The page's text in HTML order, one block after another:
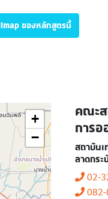
ของหลักสูตรนี้
+
−
คณะ
การ
สถาบันเ
ลาดกระ
02-
082-